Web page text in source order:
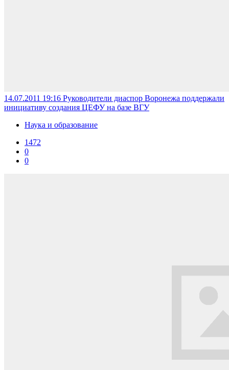
14.07.2011 19:16 Руководители диаспор Воронежа поддержали
инициативу создания ЦЕФУ на базе ВГУ
Наука и образование
1472
0
0